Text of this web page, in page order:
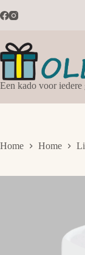
naar
Een kado voor iedere
Home Home